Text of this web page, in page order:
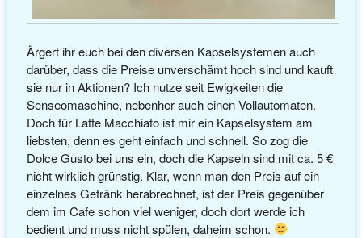
Ärgert ihr euch bei den diversen Kapselsystemen auch
darüber, dass die Preise unverschämt hoch sind und kauft
sie nur in Aktionen? Ich nutze seit Ewigkeiten die
Senseomaschine, nebenher auch einen Vollautomaten.
Doch für Latte Macchiato ist mir ein Kapselsystem am
liebsten, denn es geht einfach und schnell. So zog die
Dolce Gusto bei uns ein, doch die Kapseln sind mit ca. 5 €
nicht wirklich grünstig. Klar, wenn man den Preis auf ein
einzelnes Getränk herabrechnet, ist der Preis gegenüber
dem im Cafe schon viel weniger, doch dort werde ich
bedient und muss nicht spülen, daheim schon.